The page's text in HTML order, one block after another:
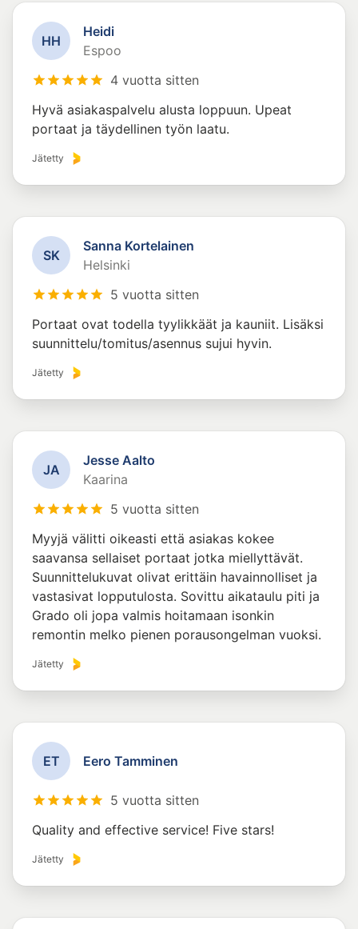
HH
Heidi
Espoo
4 vuotta sitten
Hyvä asiakaspalvelu alusta loppuun. Upeat
portaat ja täydellinen työn laatu.
Jätetty
SK
Sanna Kortelainen
Helsinki
5 vuotta sitten
Portaat ovat todella tyylikkäät ja kauniit. Lisäksi
suunnittelu/tomitus/asennus sujui hyvin.
Jätetty
JA
Jesse Aalto
Kaarina
5 vuotta sitten
Myyjä välitti oikeasti että asiakas kokee
saavansa sellaiset portaat jotka miellyttävät.
Suunnittelukuvat olivat erittäin havainnolliset ja
vastasivat lopputulosta. Sovittu aikataulu piti ja
Grado oli jopa valmis hoitamaan isonkin
remontin melko pienen porausongelman vuoksi.
Jätetty
ET Eero Tamminen
5 vuotta sitten
Quality and effective service! Five stars!
Jätetty